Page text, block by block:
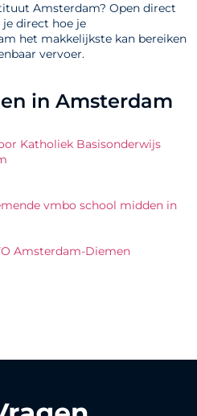
Amsterdam? Open direct
je direct hoe je
het makkelijkste kan bereiken
vervoer.
in Amsterdam
Katholiek Basisonderwijs
vmbo school midden in
Amsterdam-Diemen